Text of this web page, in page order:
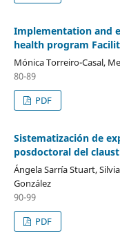
Implementation and
health program
Mónica Torreiro-Casal,
80-89
PDF
Sistematización de
posdoctoral del
Ángela Sarría Stuart,
González
90-99
PDF